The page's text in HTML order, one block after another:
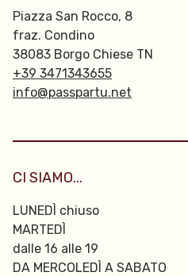
Piazza San Rocco, 8
fraz. Condino
38083 Borgo Chiese TN
+39 3471343655
info@passpartu.net
CI SIAMO...
LUNEDÌ chiuso
MARTEDÌ
dalle 16 alle 19
DA MERCOLEDÌ A SABATO